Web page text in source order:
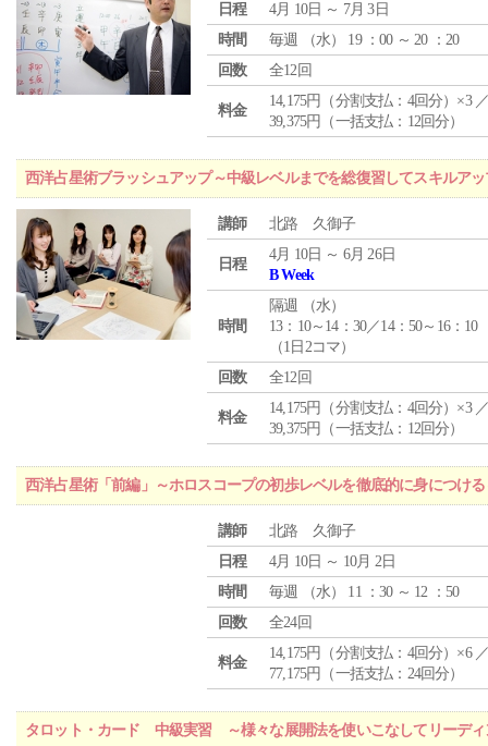
日程
4月 10日 ～ 7月 3日
時間
毎週 （水） 19 ：00 ～ 20 ：20
回数
全12回
料金
14,175円（分割支払：4回分）×3
39,375円（一括支払：12回分）
西洋占星術ブラッシュアップ～中級レベルまでを総復習してスキルア
講師 北路 久御子
日程
4月 10日 ～ 6月 26日
B Week
時間
隔週 （水）
13：10～14：30／14：50～16：10
（1日2コマ）
回数
全12回
料金
14,175円（分割支払：4回分）×3
39,375円（一括支払：12回分）
西洋占星術「前編」～ホロスコープの初歩レベルを徹底的に身につける
講師
北路 久御子
日程
4月 10日 ～ 10月 2日
時間
毎週 （水） 11 ：30 ～ 12 ：50
回数
全24回
料金
14,175円（分割支払：4回分）×6
77,175円（一括支払：24回分）
タロット・カード 中級実習 ～様々な展開法を使いこなしてリーディ